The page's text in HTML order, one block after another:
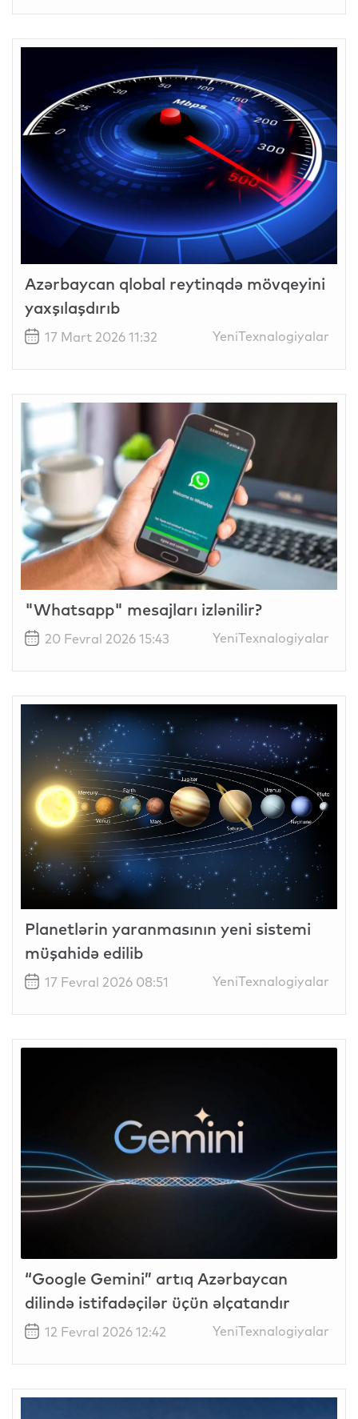
Azərbaycan qlobal reytinqdə mövqeyini
yaxşılaşdırıb
17 Mart 2026 11:32 YeniTexnalogiyalar
"Whatsapp" mesajları izlənilir?
20 Fevral 2026 15:43 YeniTexnalogiyalar
Planetlərin yaranmasının yeni sistemi
müşahidə edilib
17 Fevral 2026 08:51 YeniTexnalogiyalar
“Google Gemini” artıq Azərbaycan
dilində istifadəçilər üçün əlçatandır
12 Fevral 2026 12:42 YeniTexnalogiyalar